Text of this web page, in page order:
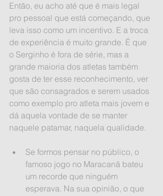
Então, eu acho até que é mais legal
pro pessoal que está começando, que
leva isso como um incentivo. E a troca
de experiência é muito grande. É que
o Serginho é fora de série, mas a
grande maioria dos atletas também
gosta de ter esse reconhecimento, ver
que são consagrados e serem usados
como exemplo pro atleta mais jovem e
dá aquela vontade de se manter
naquele patamar, naquela qualidade.
Se formos pensar no público, o
famoso jogo no Maracanã bateu
um recorde que ninguém
esperava. Na sua opinião, o que